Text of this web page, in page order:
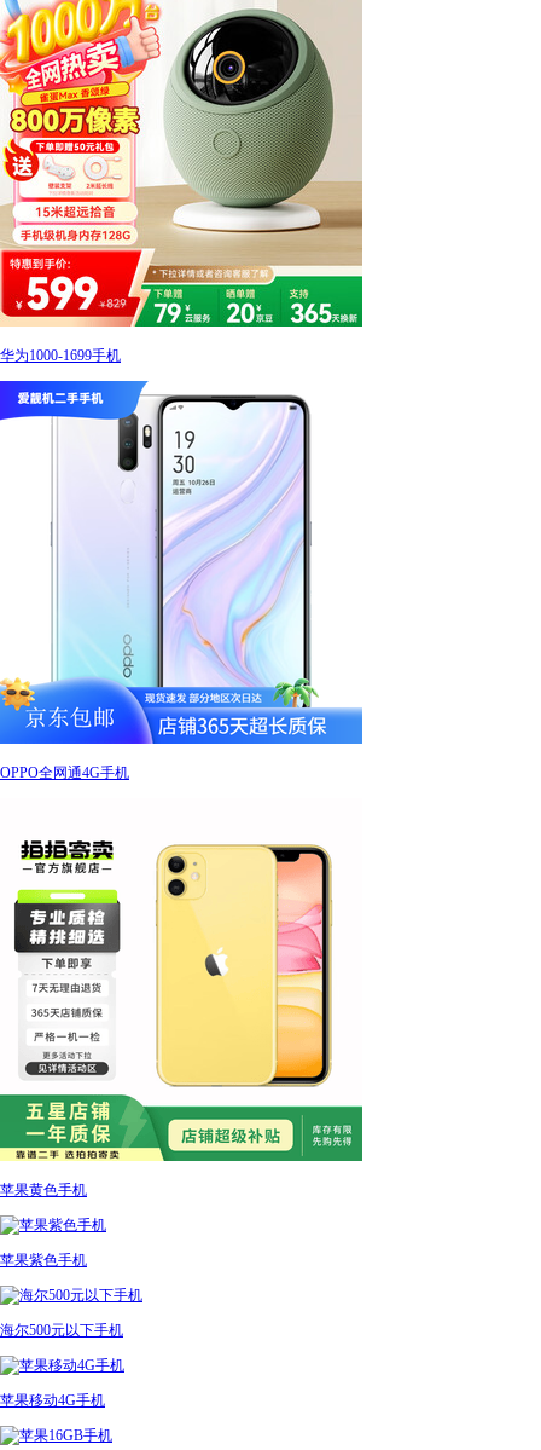
华为1000-1699手机
OPPO全网通4G手机
苹果黄色手机
苹果紫色手机
海尔500元以下手机
苹果移动4G手机